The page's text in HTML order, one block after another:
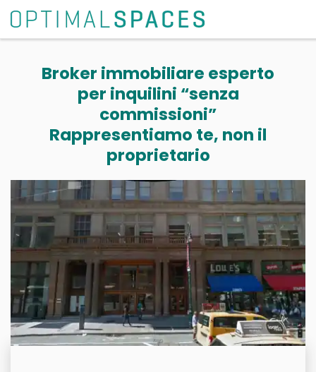
Broker immobiliare esperto
per inquilini “senza
commissioni”
Rappresentiamo te, non il
proprietario